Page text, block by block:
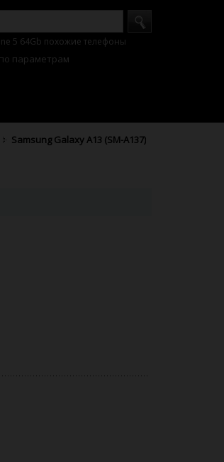
5 64Gb похожие телефоны
параметрам
Samsung Galaxy A13 (SM-A137)